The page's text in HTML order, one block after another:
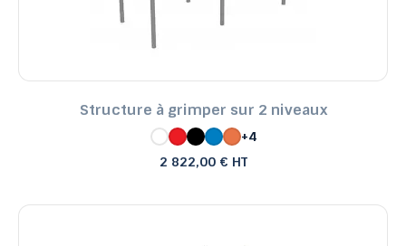
Structure à grimper sur 2 niveaux
+4
2 822,00 € HT